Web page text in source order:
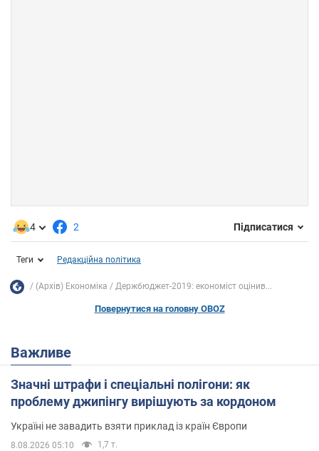
4 2 Підписатися
Теги Редакційна політика
(Архів) Економіка Держбюджет-2019: економіст оцінив...
Повернутися на головну OBOZ
Важливе
Значні штрафи і спеціальні полігони: як
проблему джипінгу вирішують за кордоном
Україні не завадить взяти приклад із країн Європи
8.08.2026 05:10 1,7 т.